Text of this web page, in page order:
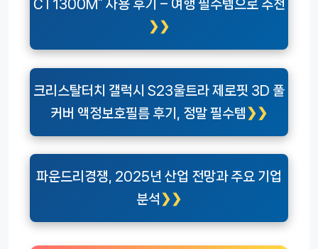
CT1300M” 사용 후기 – 여행 필수템으로 추천
크리스탈터치 갤럭시 S23울트라 제로핏 3D 풀
커버 액정보호필름 후기, 정말 필수템
파운드리경쟁, 2025년 산업 전망과 주요 기업
분석